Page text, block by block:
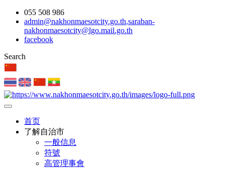
055 508 986
admin@nakhonmaesotcity.go.th,saraban-
nakhonmaesotcity@lgo.mail.go.th
facebook
Search
首页
了解自治市
一般信息
符號
高管理事會